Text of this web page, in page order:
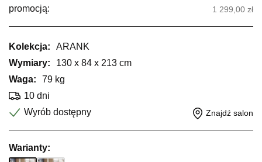
promocją:
1 299,00 zł
Kolekcja:
ARANK
Wymiary:
130 x 84 x 213 cm
Waga:
79 kg
10 dni
Wyrób dostępny
Znajdź salon
Warianty: